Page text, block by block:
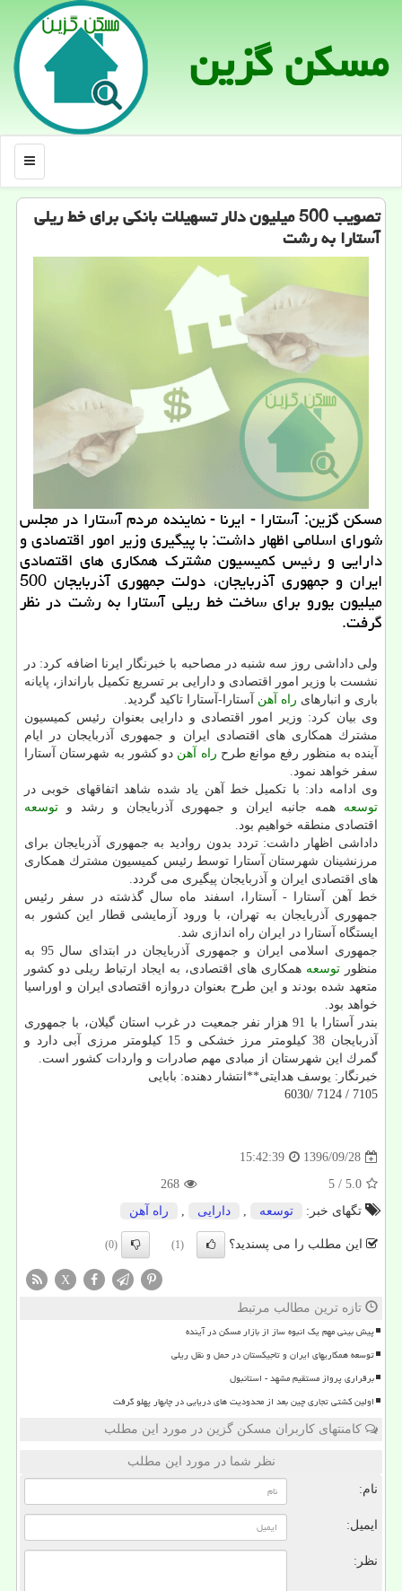
مسكن گزین
منو
تصویب 500 میلیون دلار تسهیلات بانكی برای خط ریلی
آستارا به رشت
مسكن گزین: آستارا - ایرنا - نماینده مردم آستارا در مجلس
شورای اسلامی اظهار داشت: با پیگیری وزیر امور اقتصادی و
دارایی و رئیس كمیسیون مشترك همكاری های اقتصادی
ایران و جمهوری آذربایجان، دولت جمهوری آذربایجان 500
میلیون یورو برای ساخت خط ریلی آستارا به رشت در نظر
گرفت.
ولی داداشی روز سه شنبه در مصاحبه با خبرنگار ایرنا اضافه كرد: در
نشست با وزیر امور اقتصادی و دارایی بر تسریع تكمیل بارانداز، پایانه
باری و انبارهای راه آهن آستارا-آستارا تاكید گردید.
وی بیان كرد: وزیر امور اقتصادی و دارایی بعنوان رئیس كمیسیون
مشترك همكاری های اقتصادی ایران و جمهوری آذربایجان در ایام
آینده به منظور رفع موانع طرح راه آهن دو كشور به شهرستان آستارا
سفر خواهد نمود.
وی ادامه داد: با تكمیل خط آهن یاد شده شاهد اتفاقهای خوبی در
توسعه همه جانبه ایران و جمهوری آذربایجان و رشد و توسعه
اقتصادی منطقه خواهیم بود.
داداشی اظهار داشت: تردد بدون روادید به جمهوری آذربایجان برای
مرزنشینان شهرستان آستارا توسط رئیس كمیسیون مشترك همكاری
های اقتصادی ایران و آذربایجان پیگیری می گردد.
خط آهن آستارا - آستارا، اسفند ماه سال گذشته در سفر رئیس
جمهوری آذربایجان به تهران، با ورود آزمایشی قطار این كشور به
ایستگاه آستارا در ایران راه اندازی شد.
جمهوری اسلامی ایران و جمهوری آذربایجان در ابتدای سال 95 به
منظور توسعه همكاری های اقتصادی، به ایجاد ارتباط ریلی دو كشور
متعهد شده بودند و این طرح بعنوان دروازه اقتصادی ایران و اوراسیا
خواهد بود.
بندر آستارا با 91 هزار نفر جمعیت در غرب استان گیلان، با جمهوری
آذربایجان 38 كیلومتر مرز خشكی و 15 كیلومتر مرزی آبی دارد و
گمرك این شهرستان از مبادی مهم صادرات و واردات كشور است.
خبرنگار: یوسف هدایتی**انتشار دهنده: بابایی
7105 / 7124 /6030
1396/09/28
15:42:39
5.0
/ 5
268
تگهای خبر:
توسعه , دارایی , راه آهن
این مطلب را می پسندید؟ (1)
(0)
X
تازه ترین مطالب مرتبط
پیش بینی مهم یک انبوه ساز از بازار مسکن در آینده
توسعه همکاریهای ایران و تاجیکستان در حمل و نقل ریلی
برقراری پرواز مستقیم مشهد - استانبول
اولین کشتی تجاری چین بعد از محدودیت های دریایی در چابهار پهلو گرفت
کامنتهای کاربران مسکن گزین در مورد این مطلب
نظر شما در مورد این مطلب
نام:
ایمیل:
نظر: